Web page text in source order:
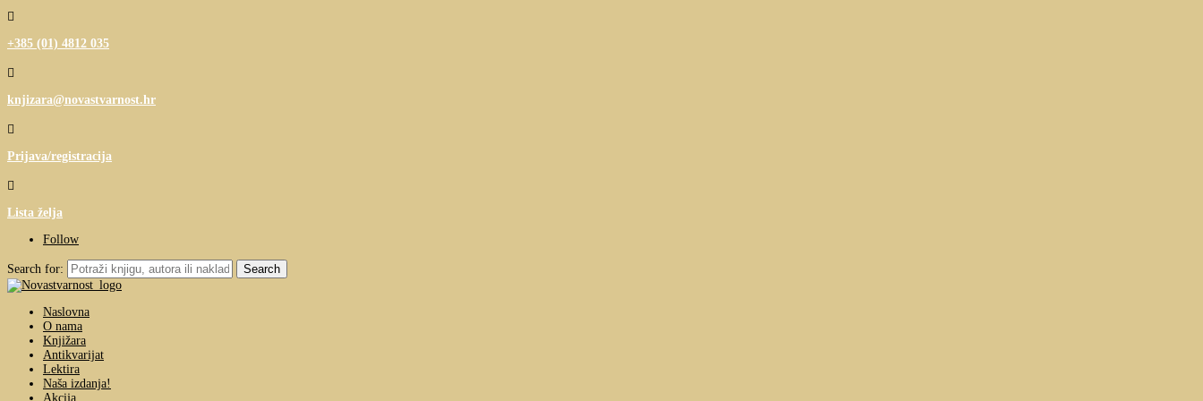

+385 (01) 4812 035

knjizara@novastvarnost.hr

Prijava/registracija

Lista želja
Follow
Search for:
Naslovna
O nama
Knjižara
Antikvarijat
Lektira
Naša izdanja!
Akcija